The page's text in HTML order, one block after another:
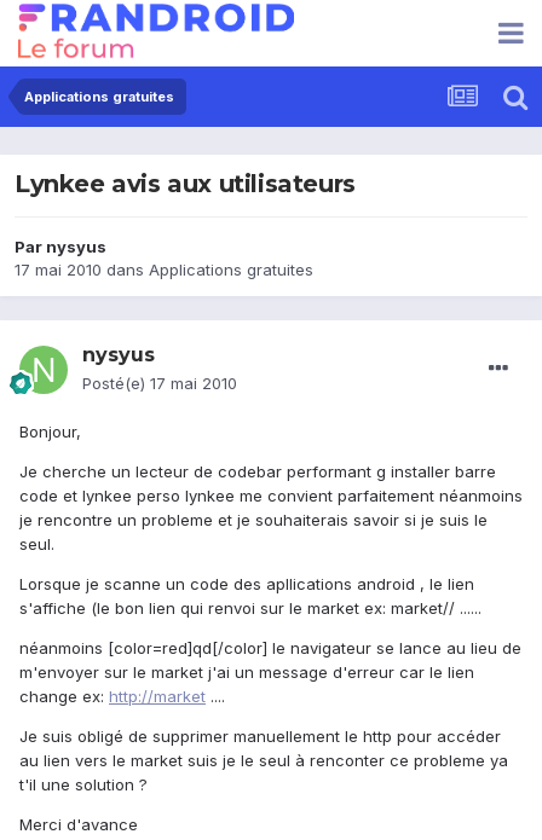
Applications gratuites
Lynkee avis aux utilisateurs
Par nysyus
17 mai 2010 dans Applications gratuites
nysyus
Posté(e) 17 mai 2010
Bonjour,
Je cherche un lecteur de codebar performant g installer barre
code et lynkee perso lynkee me convient parfaitement néanmoins
je rencontre un probleme et je souhaiterais savoir si je suis le
seul.
Lorsque je scanne un code des apllications android , le lien
s'affiche (le bon lien qui renvoi sur le market ex: market// ......
néanmoins [color=red]qd[/color] le navigateur se lance au lieu de
m'envoyer sur le market j'ai un message d'erreur car le lien
change ex: http://market ....
Je suis obligé de supprimer manuellement le http pour accéder
au lien vers le market suis je le seul à renconter ce probleme ya
t'il une solution ?
Merci d'avance